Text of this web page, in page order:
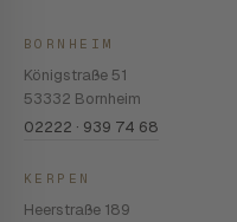
BORNHEIM
Königstraße 51
53332 Bornheim
02222 · 939 74 68
KERPEN
Heerstraße 189